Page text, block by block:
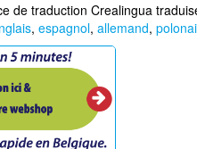
de traduction Crealingua
, espagnol, allemand,